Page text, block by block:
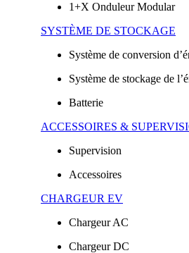
1+X Onduleur Modular
SYSTÈME DE STOCKAGE
Système de conversion
Système de stockage de
Batterie
ACCESSOIRES &
Supervision
Accessoires
CHARGEUR EV
Chargeur AC
Chargeur DC